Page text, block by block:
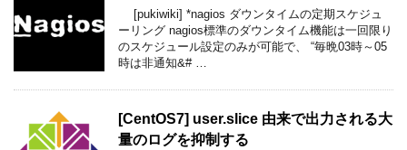
[pukiwiki] *nagios ダウンタイムの定期スケジュ
ーリング nagios標準のダウンタイム機能は一回限り
のスケジュール設定のみが可能で、 “毎晩03時～05
時は非通知&# …
[CentOS7] user.slice 由来で出力される大
量のログを抑制する